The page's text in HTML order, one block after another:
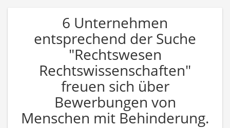
6 Unternehmen
entsprechend der Suche
"Rechtswesen
Rechtswissenschaften"
freuen sich über
Bewerbungen von
Menschen mit Behinderung.